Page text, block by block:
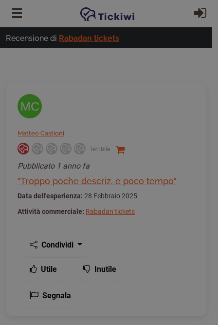
Vai al contenuto principale
Recensione di Rabadan tickets
MC
Matteo Castioni
Terribile
Pubblicato 1 anno fa
"Troppo poche descriz. e poco tempo"
Data dell'esperienza: 28 Febbraio 2025
Attività commerciale: Rabadan tickets
Condividi
Utile Inutile
Segnala